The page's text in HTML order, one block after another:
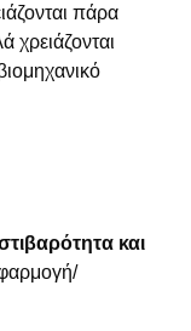
πάρα
χρειάζονται
και